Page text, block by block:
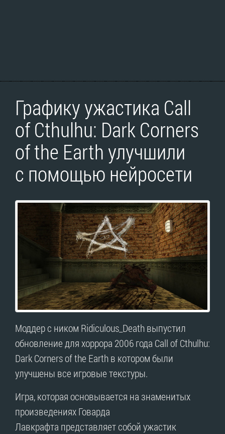
Графику ужастика Call
of Cthulhu: Dark Corners
of the Earth улучшили
с помощью нейросети
Моддер с ником Ridiculous_Death выпустил
обновление для хоррора 2006 года Call of Cthulhu:
Dark Corners of the Earth в котором были
улучшены все игровые текстуры.
Игра, которая основывается на знаменитых
произведениях Говарда
Лавкрафта представляет собой ужастик